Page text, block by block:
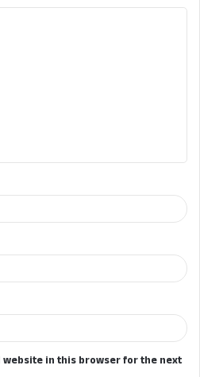
website in this browser for the next